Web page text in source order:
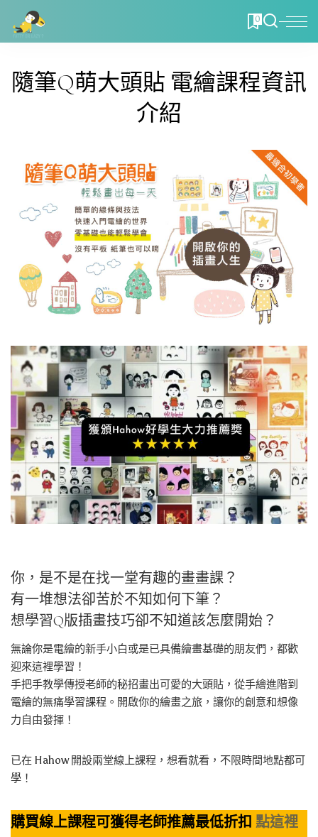
0
隨筆Q萌大頭貼 電繪課程資訊
介紹
你，是不是在找一堂有趣的畫畫課？
有一堆想法卻苦於不知如何下筆？
想學習Q版插畫技巧卻不知道該怎麼開始？
無論你是電繪的新手小白或是已具備繪畫基礎的朋友們，都歡
迎來這裡學習！
手把手教學傳授老師的秘招畫出可愛的大頭貼，從手繪進階到
電繪的無痛學習課程。開啟你的繪畫之旅，讓你的創意和想像
力自由發揮！
已在 Hahow 開設兩堂線上課程，想看就看，不限時間地點都可
學！
購買線上課程可獲得老師推薦最低折扣 點這裡